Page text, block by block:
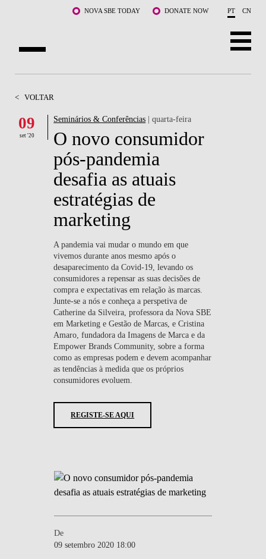
Saltar para o conteúdo principalNOVA SBE TODAY DONATE NOW PT CN
DOCENTES E INVESTIGAÇÃO
COMUNIDADE
WHAT'S HAPPENING
< VOLTAR
09
set '20
Seminários & Conferências | quarta-feira
O novo consumidor
pós-pandemia
desafia as atuais
estratégias de
marketing
A pandemia vai mudar o mundo em que
vivemos durante anos mesmo após o
desaparecimento da Covid-19, levando os
consumidores a repensar as suas decisões de
compra e expectativas em relação às marcas.
Junte-se a nós e conheça a perspetiva de
Catherine da Silveira, professora da Nova SBE
em Marketing e Gestão de Marcas, e Cristina
Amaro, fundadora da Imagens de Marca e da
Empower Brands Community, sobre a forma
como as empresas podem e devem acompanhar
as tendências à medida que os próprios
consumidores evoluem.
REGISTE-SE AQUI
De
09 setembro 2020 18:00